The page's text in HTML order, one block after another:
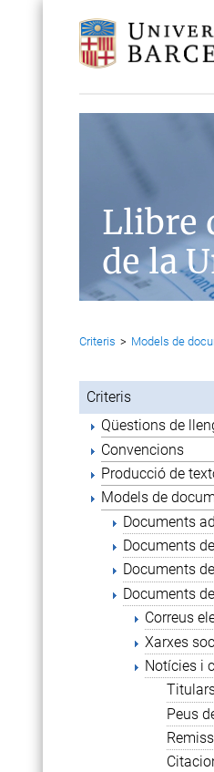
Llibre
de la
Criteris > Models de
Criteris
Qüestions de
Convencions
Producció de
Models de
Documents
Documents
Documents
Documents
Correus
Xarxes
Notícies i
Peus